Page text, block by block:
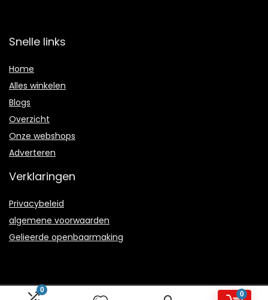
0
0
Snelle links
Home
Alles winkelen
Blogs
Overzicht
Onze webshops
Adverteren
Verklaringen
Privacybeleid
algemene voorwaarden
Gelieerde openbaarmaking